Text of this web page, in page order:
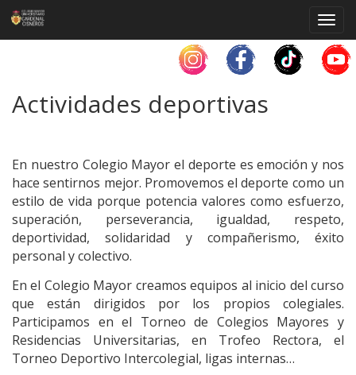
Actividades deportivas
En nuestro Colegio Mayor el deporte es emoción y nos
hace sentirnos mejor. Promovemos el deporte como un
estilo de vida porque potencia valores como esfuerzo,
superación, perseverancia, igualdad, respeto,
deportividad, solidaridad y compañerismo, éxito
personal y colectivo.
En el Colegio Mayor creamos equipos al inicio del curso
que están dirigidos por los propios colegiales.
Participamos en el Torneo de Colegios Mayores y
Residencias Universitarias, en Trofeo Rectora, el
Torneo Deportivo Intercolegial, ligas internas…